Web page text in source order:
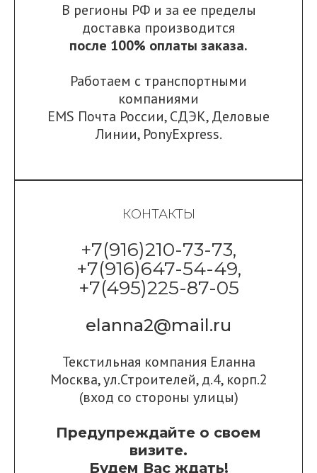
В регионы РФ и за ее пределы
доставка производится
после 100% оплаты заказа.
Работаем с транспортными
компаниями
EMS Почта России,СДЭК,Деловые
Линии, PonyExpress.
КОНТАКТЫ
+7(916)210-73-73,
+7(916)647-54-49,
+7(495)225-87-05
elanna2@mail.ru
Текстильная компания Еланна
Москва, ул.Строителей, д.4, корп.2
(вход со стороны улицы)
Предупреждайте о своем
визите.
Будем Вас ждать!